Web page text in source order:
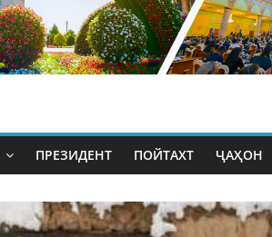
ПРЕЗИДЕНТ ПОЙТАХТ ҶАҲОН